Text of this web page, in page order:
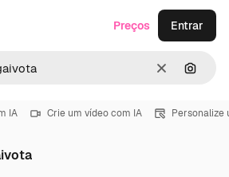
Limpar
Preços Entrar
IA Crie um vídeo com IA Personalize